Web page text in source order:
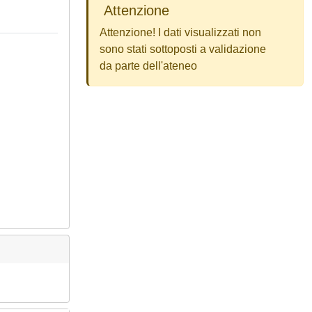
Attenzione
Attenzione! I dati visualizzati non
sono stati sottoposti a validazione
da parte dell'ateneo